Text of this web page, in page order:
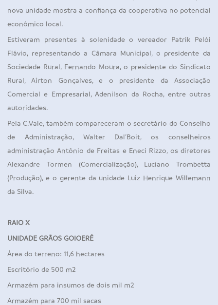
nova unidade mostra a confiança da cooperativa no potencial
econômico local.
Estiveram presentes à solenidade o vereador Patrik Pelói
Flávio, representando a Câmara Municipal, o presidente da
Sociedade Rural, Fernando Moura, o presidente do Sindicato
Rural, Aírton Gonçalves, e o presidente da Associação
Comercial e Empresarial, Adenilson da Rocha, entre outras
autoridades.
Pela C.Vale, também compareceram o secretário do Conselho
de Administração, Walter Dal’Boit, os conselheiros
administração Antônio de Freitas e Eneci Rizzo, os diretores
Alexandre Tormen (Comercialização), Luciano Trombetta
(Produção), e o gerente da unidade Luiz Henrique Willemann
da Silva.
RAIO X
UNIDADE GRÃOS GOIOERÊ
Área do terreno: 11,6 hectares
Escritório de 500 m2
Armazém para insumos de dois mil m2
Armazém para 700 mil sacas